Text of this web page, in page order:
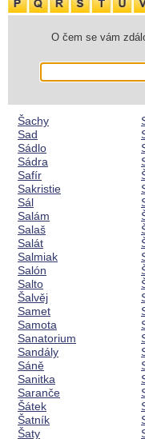
O čem se vám
Šachy
Sad
Sádlo
Sádra
Safír
Sakristie
Sál
Salám
Salaš
Salát
Salmiak
Salón
Salto
Šalvěj
Samet
Samota
Sanatorium
Sandály
Sáně
Sanitka
Saranče
Šátek
Šatník
Šaty